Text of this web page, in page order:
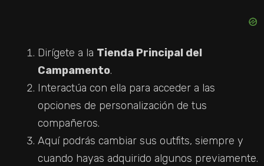
Dirígete a la Tienda Principal del
Campamento.
Interactúa con ella para acceder a las
opciones de personalización de tus
compañeros.
Aquí podrás cambiar sus outfits, siempre y
cuando hayas adquirido algunos previamente.